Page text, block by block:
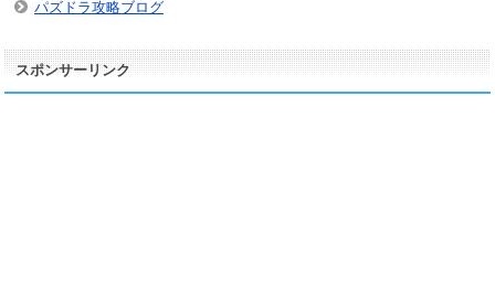
パズドラ攻略ブログ
スポンサーリンク